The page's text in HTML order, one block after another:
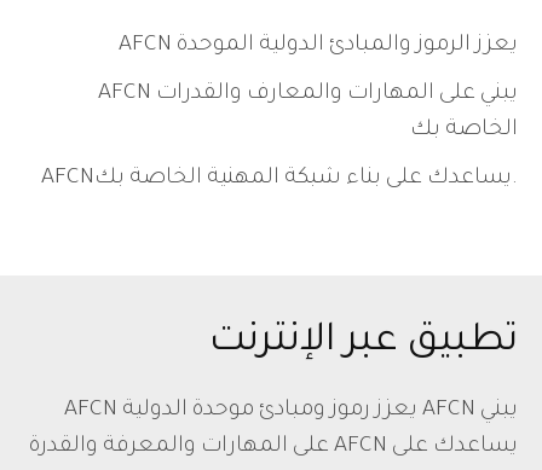
AFCN يعزز الرموز والمبادئ الدولية الموحدة
AFCN يبني على المهارات والمعارف والقدرات
الخاصة بك
AFCNيساعدك على بناء شبكة المهنية الخاصة بك.
تطبيق عبر الإنترنت
AFCN يعزز رموز ومبادئ موحدة الدولية AFCN يبني
على المهارات والمعرفة والقدرة AFCN يساعدك على